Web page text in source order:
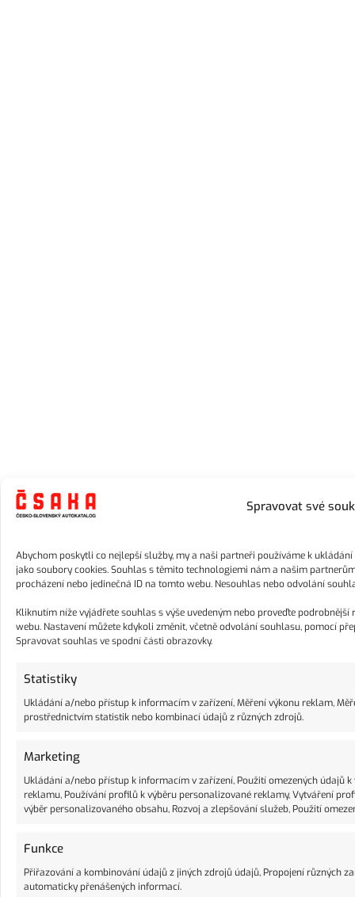
Spravovat své
Abychom poskytli co nejlepší služby, my a naši partneři používáme k
jako soubory cookies. Souhlas s těmito technologiemi nám a našim
procházení nebo jedinečná ID na tomto webu. Nesouhlas nebo odvolání
Kliknutím níže vyjádřete souhlas s výše uvedeným nebo proveďte
webu. Nastavení můžete kdykoli změnit, včetně odvolání souhlasu, pomocí
Spravovat souhlas ve spodní části obrazovky.
Statistiky
Ukládání a/nebo přístup k informacím v zařízení, Měření výkonu reklam,
prostřednictvím statistik nebo kombinací údajů z různých zdrojů.
Marketing
Ukládání a/nebo přístup k informacím v zařízení, Použití omezených údajů
reklamu, Používání profilů k výběru personalizované reklamy, Vytváření
výběr personalizovaného obsahu, Rozvoj a zlepšování služeb, Použití
Funkce
Přiřazování a kombinování údajů z jiných zdrojů údajů, Propojení různých
automaticky přenášených informací.